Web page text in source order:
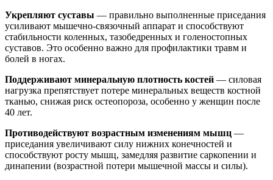
Укрепляют суставы — правильно выполненные приседания
усиливают мышечно-связочный аппарат и способствуют
стабильности коленных, тазобедренных и голеностопных
суставов. Это особенно важно для профилактики травм и
болей в ногах.
Поддерживают минеральную плотность костей — силовая
нагрузка препятствует потере минеральных веществ костной
тканью, снижая риск остеопороза, особенно у женщин после
40 лет.
Противодействуют возрастным изменениям мышц —
приседания увеличивают силу нижних конечностей и
способствуют росту мышц, замедляя развитие саркопении и
динапении (возрастной потери мышечной массы и силы).